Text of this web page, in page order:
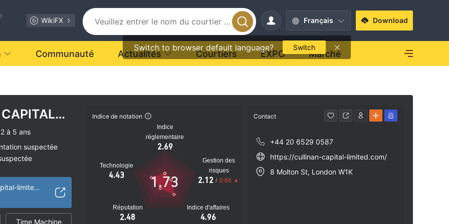
WikiFX Français
Switch to browser default language? Switch
Download
Communauté Actualités Courtiers EXPO Marché
2 à 5 ans
suspectée
https://cullinan-capital-limited.com/
Time Machine
Indice de notation
Indice
réglementaire
2.69
Technologie
4.43
Réputation
2.48
Indice d'affaires
4.96
Gestion des
risques
2.12 / 0.66
1.73
Contact
+44 20 6529 0587
https://cullinan-capital-limited.com/
8 Molton St, London W1K